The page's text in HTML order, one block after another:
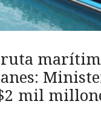
ruta
mil